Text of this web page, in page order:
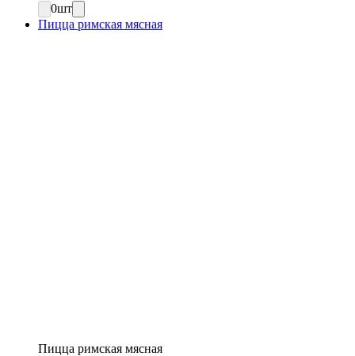
0шт
Пицца римская мясная
Пицца римская мясная